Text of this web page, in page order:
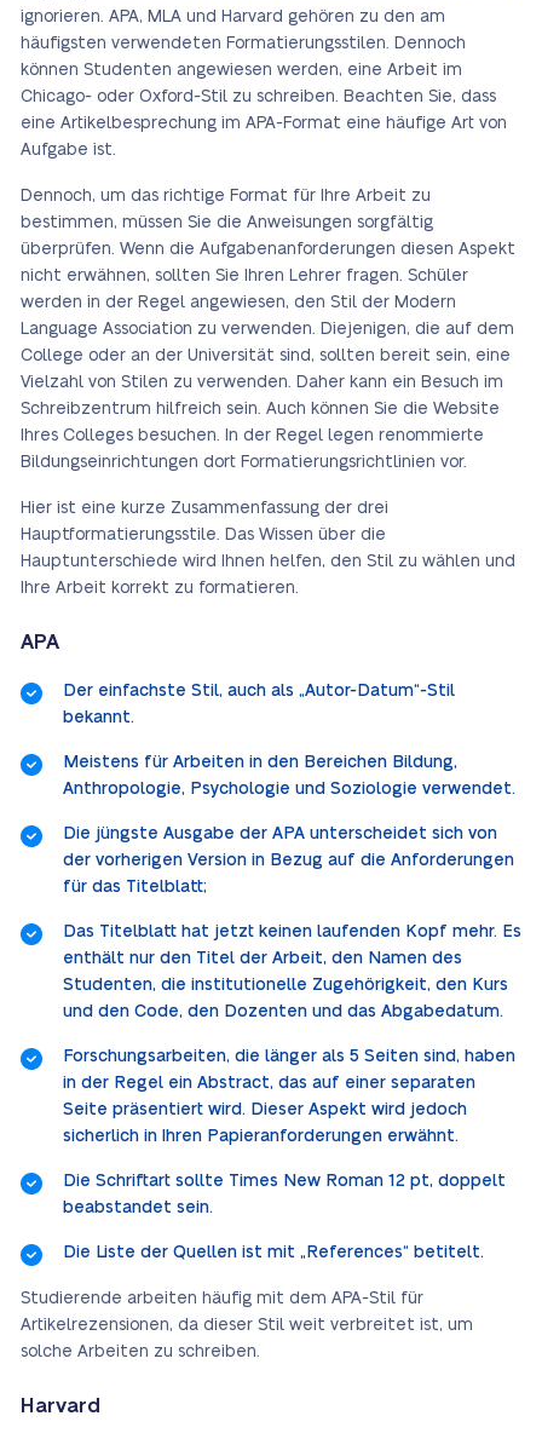
ignorieren. APA, MLA und Harvard gehören zu den am
häufigsten verwendeten Formatierungsstilen. Dennoch
können Studenten angewiesen werden, eine Arbeit im
Chicago- oder Oxford-Stil zu schreiben. Beachten Sie, dass
eine Artikelbesprechung im APA-Format eine häufige Art von
Aufgabe ist.
Dennoch, um das richtige Format für Ihre Arbeit zu
bestimmen, müssen Sie die Anweisungen sorgfältig
überprüfen. Wenn die Aufgabenanforderungen diesen Aspekt
nicht erwähnen, sollten Sie Ihren Lehrer fragen. Schüler
werden in der Regel angewiesen, den Stil der Modern
Language Association zu verwenden. Diejenigen, die auf dem
College oder an der Universität sind, sollten bereit sein, eine
Vielzahl von Stilen zu verwenden. Daher kann ein Besuch im
Schreibzentrum hilfreich sein. Auch können Sie die Website
Ihres Colleges besuchen. In der Regel legen renommierte
Bildungseinrichtungen dort Formatierungsrichtlinien vor.
Hier ist eine kurze Zusammenfassung der drei
Hauptformatierungsstile. Das Wissen über die
Hauptunterschiede wird Ihnen helfen, den Stil zu wählen und
Ihre Arbeit korrekt zu formatieren.
APA
Der einfachste Stil, auch als „Autor-Datum“-Stil
bekannt.
Meistens für Arbeiten in den Bereichen Bildung,
Anthropologie, Psychologie und Soziologie verwendet.
Die jüngste Ausgabe der APA unterscheidet sich von
der vorherigen Version in Bezug auf die Anforderungen
für das Titelblatt;
Das Titelblatt hat jetzt keinen laufenden Kopf mehr. Es
enthält nur den Titel der Arbeit, den Namen des
Studenten, die institutionelle Zugehörigkeit, den Kurs
und den Code, den Dozenten und das Abgabedatum.
Forschungsarbeiten, die länger als 5 Seiten sind, haben
in der Regel ein Abstract, das auf einer separaten
Seite präsentiert wird. Dieser Aspekt wird jedoch
sicherlich in Ihren Papieranforderungen erwähnt.
Die Schriftart sollte Times New Roman 12 pt, doppelt
beabstandet sein.
Die Liste der Quellen ist mit „References“ betitelt.
Studierende arbeiten häufig mit dem APA-Stil für
Artikelrezensionen, da dieser Stil weit verbreitet ist, um
solche Arbeiten zu schreiben.
Harvard